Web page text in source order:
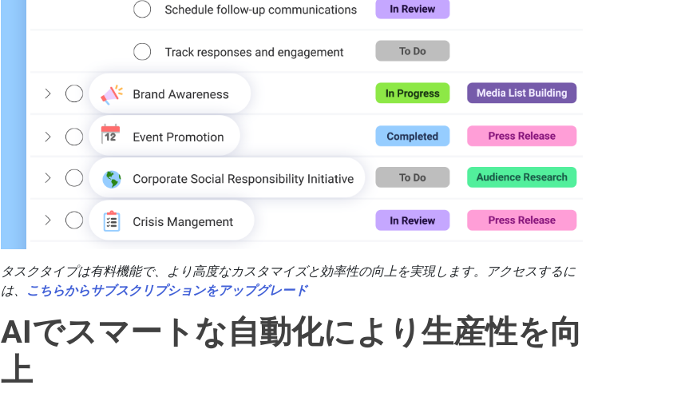
タスクタイプは有料機能で、より高度なカスタマイズと効率性の向上を実現します。アクセスするに
は、 こちらからサブスクリプションをアップグレード
AIでスマートな自動化により生産性を向
上